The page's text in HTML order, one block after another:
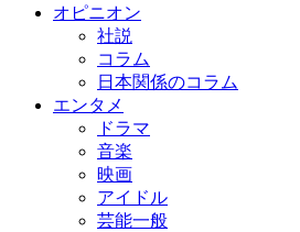
オピニオン
社説
コラム
日本関係のコラム
エンタメ
ドラマ
音楽
映画
アイドル
芸能一般